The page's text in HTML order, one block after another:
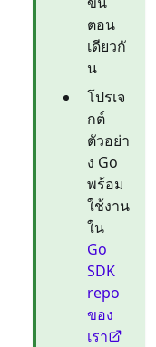
ตอน
เดียวกั
น
โปรเจ
กต์
ตัวอย่า
ง Go
พร้อม
ใช้งาน
ใน
Go
SDK
repo
ของ
เรา